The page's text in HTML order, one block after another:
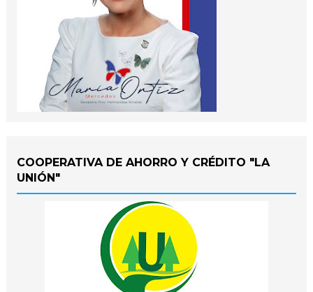
COOPERATIVA DE AHORRO Y CRÉDITO "LA
UNIÓN"